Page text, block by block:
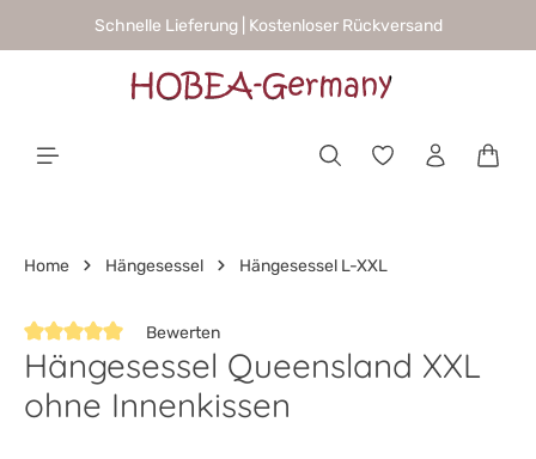
springenSchnelle Lieferung | Kostenloser Rückversand
Home Hängesessel Hängesessel L-XXL
Durchschnittliche Bewertung von 5 von 5 Sternen
Bewerten
Hängesessel Queensland XXL
ohne Innenkissen